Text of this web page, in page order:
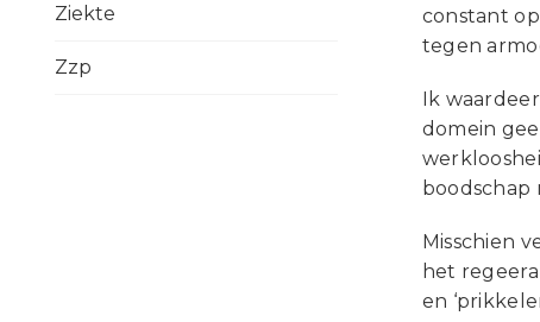
Ziekte
Zzp
constant
tegen
Ik
domein
boodschap
Misschien
het
en